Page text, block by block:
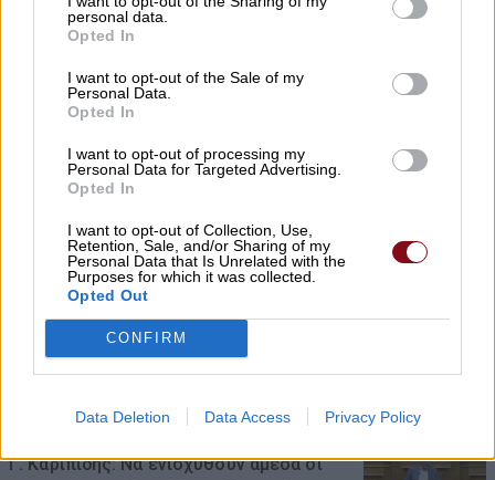
personal data.
Opted In
I want to opt-out of the Sale of my
Personal Data.
Opted In
I want to opt-out of processing my
Personal Data for Targeted Advertising.
Opted In
I want to opt-out of Collection, Use,
Retention, Sale, and/or Sharing of my
Personal Data that Is Unrelated with the
Purposes for which it was collected.
Opted Out
CONFIRM
Data Deletion Data Access Privacy Policy
Βασιλείου Ζμπήτα
Β. Κόκκαλης: Μια ψηφιακή εφαρμογή δεν
σβήνει τις κυβερνητικές ευθύνες – Το
σκάνδαλο των βοσκοτόπων συνεχίζεται!
08/08/2026 , 7:57
Κ. Αγοραστός: Σκιές για το κόστος, τους
όρους, τον τρόπο και τον φορέα
δημοπράτησης των κολυμβητικών
Γ. Καριπίδης: Να ενισχυθούν άμεσα οι